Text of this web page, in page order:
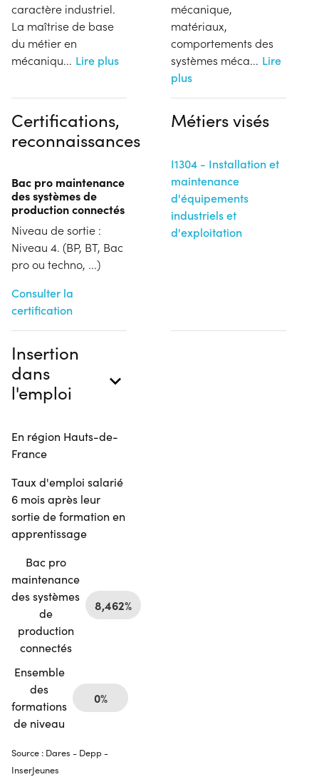
caractère industriel.
La maîtrise de base
du métier en
mécaniqu... Lire plus
mécanique,
matériaux,
comportements des
systèmes méca... Lire
plus
Certifications,
reconnaissances
Bac pro maintenance
des systèmes de
production connectés
Niveau de sortie :
Niveau 4. (BP, BT, Bac
pro ou techno, ...)
Consulter la
certification
Métiers visés
I1304 - Installation et
maintenance
d'équipements
industriels et
d'exploitation
Insertion
dans
l'emploi
En région Hauts-de-
France
Taux d'emploi salarié
6 mois après leur
sortie de formation en
apprentissage
Bac pro
maintenance
des systèmes
de
production
connectés
8,462%
Ensemble
des
formations
de niveau
0%
Source : Dares - Depp -
InserJeunes